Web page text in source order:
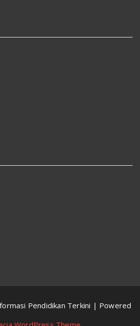
Pendidikan Terkini | Powered